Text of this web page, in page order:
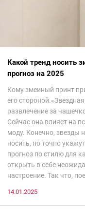
Какой тренд носить
прогноз на 2025
Кому змеиный принт
его
развлечение за
Сейчас она влияет на
моду. Конечно, звезды
носить, но точно
прогноз по стилю для
открыть в себе
настроение. Так что,
14.01.2025